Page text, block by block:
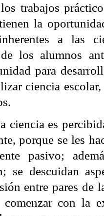
trabajos
la
a las
los alumnos
para
ciencia
.
ciencia es
porque se les
pasivo;
se descuidan
entre pares de
con la